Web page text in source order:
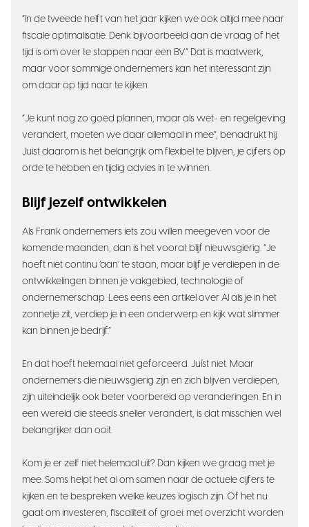
“In de tweede helft van het jaar kijken we ook altijd mee naar
fiscale optimalisatie. Denk bijvoorbeeld aan de vraag of het
tijd is om over te stappen naar een BV.” Dat is maatwerk,
maar voor sommige ondernemers kan het interessant zijn
om daar op tijd naar te kijken.
“Je kunt nog zo goed plannen, maar als wet- en regelgeving
verandert, moeten we daar allemaal in mee”, benadrukt hij.
Juist daarom is het belangrijk om flexibel te blijven, je cijfers op
orde te hebben en tijdig advies in te winnen.
Blijf jezelf ontwikkelen
Als Frank ondernemers iets zou willen meegeven voor de
komende maanden, dan is het vooral: blijf nieuwsgierig. “Je
hoeft niet continu ‘aan’ te staan, maar blijf je verdiepen in de
ontwikkelingen binnen je vakgebied, technologie of
ondernemerschap. Lees eens een artikel over AI als je in het
zonnetje zit, verdiep je in een onderwerp en kijk wat slimmer
kan binnen je bedrijf.”
En dat hoeft helemaal niet geforceerd. Juíst niet. Maar
ondernemers die nieuwsgierig zijn en zich blijven verdiepen,
zijn uiteindelijk ook beter voorbereid op veranderingen. En in
een wereld die steeds sneller verandert, is dat misschien wel
belangrijker dan ooit.
Kom je er zelf niet helemaal uit? Dan kijken we graag met je
mee. Soms helpt het al om samen naar de actuele cijfers te
kijken en te bespreken welke keuzes logisch zijn. Of het nu
gaat om investeren, fiscaliteit of groei: met overzicht worden